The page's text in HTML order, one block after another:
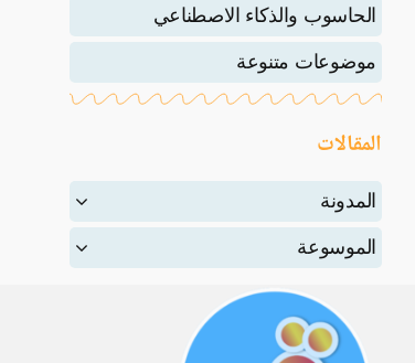
الحاسوب والذكاء الاصطناعي
موضوعات متنوعة
المقالات
المدونة
الموسوعة